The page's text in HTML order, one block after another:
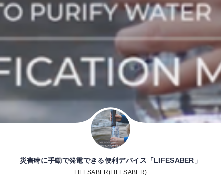
災害時に手動で発電できる便利デバイス「LIFESABER」
LIFESABER(LIFESABER)